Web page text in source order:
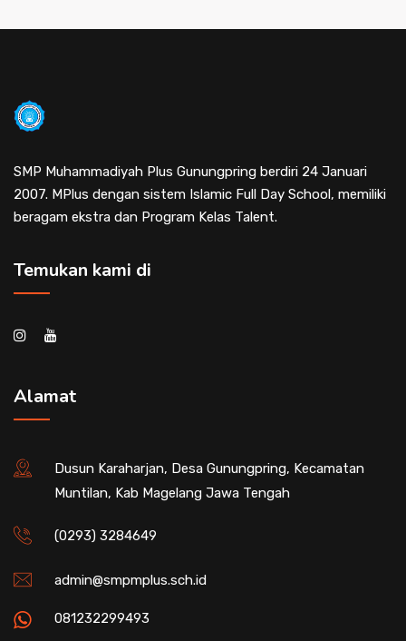
SMP Muhammadiyah Plus Gunungpring berdiri 24 Januari
2007. MPlus dengan sistem Islamic Full Day School, memiliki
beragam ekstra dan Program Kelas Talent.
Temukan kami di
Alamat
Dusun Karaharjan, Desa Gunungpring, Kecamatan
Muntilan, Kab Magelang Jawa Tengah
(0293) 3284649
admin@smpmplus.sch.id
081232299493